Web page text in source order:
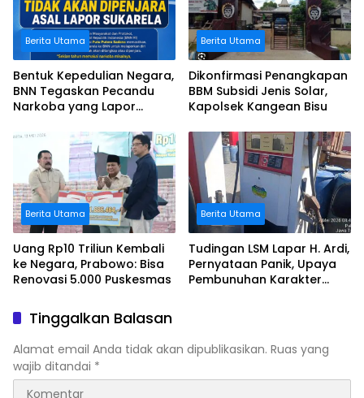
Berita Utama
Bentuk Kepedulian Negara,
BNN Tegaskan Pecandu
Narkoba yang Lapor
Dipenjara
Berita Utama
Dikonfirmasi Penangkapan
BBM Subsidi Jenis Solar,
Kapolsek Kangean Bisu
Berita Utama
Uang Rp10 Triliun Kembali
ke Negara, Prabowo: Bisa
Renovasi 5.000 Puskesmas
Berita Utama
Tudingan LSM Lapar H. Ardi,
Pernyataan Panik, Upaya
Pembunuhan Karakter
Tinggalkan Balasan
Alamat email Anda tidak akan dipublikasikan. Ruas yang
wajib ditandai *